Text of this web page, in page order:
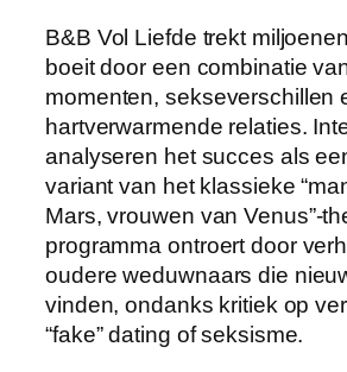
B&B Vol Liefde trekt
boeit door een combinatie
momenten, sekseverschillen
hartverwarmende relaties.
analyseren het succes als
variant van het klassieke
Mars, vrouwen van Venus”-
programma ontroert door
oudere weduwnaars die
vinden, ondanks kritiek op
“fake” dating of seksisme.